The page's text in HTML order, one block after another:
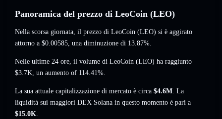
Panoramica del prezzo di LeoCoin (LEO)
Nella scorsa giornata, il prezzo di LeoCoin (LEO) si è aggirato
attorno a $0.00585, una diminuzione di 13.87%.
Nelle ultime 24 ore, il volume di LeoCoin (LEO) ha raggiunto
$3.7K, un aumento of 114.41%.
La sua attuale capitalizzazione di mercato è circa $4.6M. La
liquidità sui maggiori DEX Solana in questo momento è pari a
$15.0K.